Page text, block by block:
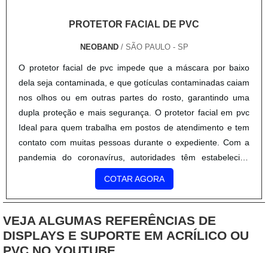
gastos desnecessários.Existem diversos motivos para a
serviços de qualidade. Alguns desses motivos são:Equipe
multidisciplinar de consultores associados; Profissionais com
vasta experiência na área de atuação;Equipe de alta
qualidade; Escritório de alta qualidade onde são realizadas
as atividades; Sala de treinamento com materiais
sofisticados; Equipamentos de última geração. A MAIOR
REFERÊNCIA NO SEGMENTOSomente na Acridéias
Displays tem a solução ideal para stopper de gôndola. É
possível encontrar uma grande variedade no portfólio como
corte laser em acrílicos e impressão digital em rótulos.Isso
se deve ao fato de a empresa ser comprometida com seus
serviços e altamente qualificada, qualificações construídas
por focar suas ações no resultado final, tendo escritório de
PROTETOR FACIAL DE PVC
NEOBAND/ SÃO PAULO - SP
O protetor facial de pvc impede que a máscara por baixo
dela seja contaminada, e que gotículas contaminadas caiam
nos olhos ou em outras partes do rosto, garantindo uma
dupla proteção e mais segurança. O protetor facial em pvc
Ideal para quem trabalha em postos de atendimento e tem
contato com muitas pessoas durante o expediente. Com a
pandemia do coronavírus, autoridades têm estabelecido
como obrigatório o uso de máscara em locais públicos e
estabelecimentos como supermercados e farmácias. Alguns
benefícios ao adquirir a máscara são: Moderna; Muito leve;
Confortável; Permite uma comunicação clara; Adapta
perfeitamente a óculos de grau, mantendo visibilidade nítida
e translúcida; Elástico de fixação ajustável; Altamente
COTAR AGORA
VEJA ALGUMAS REFERÊNCIAS DE
DISPLAYS E SUPORTE EM ACRÍLICO OU